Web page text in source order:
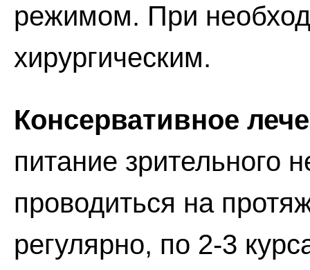
режимом. При
хирургическим.
Консервативное
питание зрительного
проводиться на
регулярно, по 2-3